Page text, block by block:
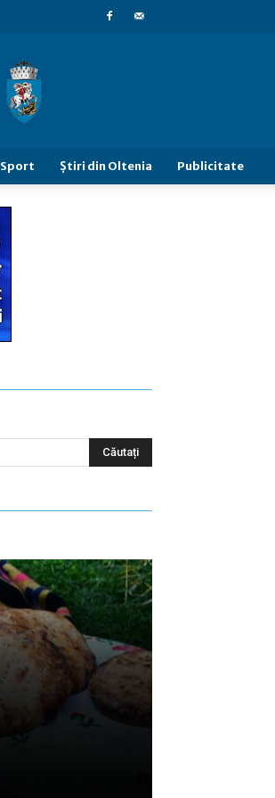
Sport Știri din Oltenia Publicitate